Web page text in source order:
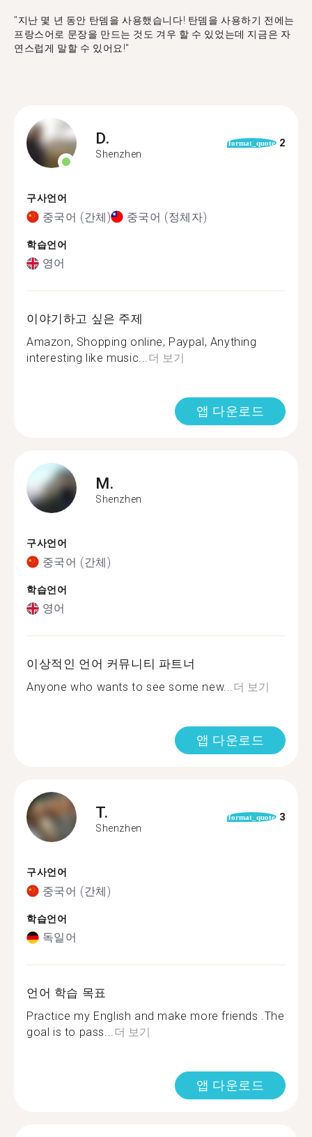
"​​지난 몇 년 동안 탄뎀을 사용했습니다! 탄뎀을 사용하기 전에는
프랑스어로 문장을 만드는 것도 겨우 할 수 있었는데 지금은 자
연스럽게 말할 수 있어요!"
D.
Shenzhen
format_quote 2
구사언어
중국어 (간체) 중국어 (정체자)
학습언어
영어
이야기하고 싶은 주제
Amazon, Shopping online, Paypal, Anything
interesting like music...더 보기
앱 다운로드
M.
Shenzhen
구사언어
중국어 (간체)
학습언어
영어
이상적인 언어 커뮤니티 파트너
Anyone who wants to see some new...더 보기
앱 다운로드
T.
Shenzhen
format_quote 3
구사언어
중국어 (간체)
학습언어
독일어
언어 학습 목표
Practice my English and make more friends .The
goal is to pass...더 보기
앱 다운로드